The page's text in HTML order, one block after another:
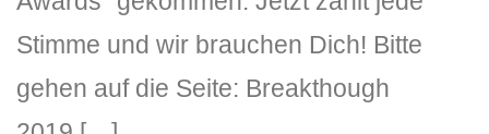
Stimme und wir brauchen Dich! Bitte
gehen auf die Seite: Breakthough